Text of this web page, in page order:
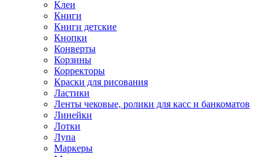
Клеи
Книги
Книги детские
Кнопки
Конверты
Корзины
Корректоры
Краски для рисования
Ластики
Ленты чековые, ролики для касс и банкоматов
Линейки
Лотки
Лупа
Маркеры